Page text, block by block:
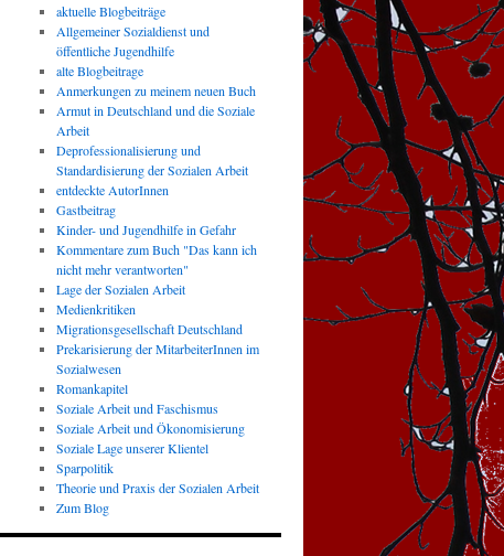
aktuelle Blogbeiträge
Allgemeiner Sozialdienst und
öffentliche Jugendhilfe
alte Blogbeitrage
Anmerkungen zu meinem neuen Buch
Armut in Deutschland und die Soziale
Arbeit
Deprofessionalisierung und
Standardisierung der Sozialen Arbeit
entdeckte AutorInnen
Gastbeitrag
Kinder- und Jugendhilfe in Gefahr
Kommentare zum Buch "Das kann ich
nicht mehr verantworten"
Lage der Sozialen Arbeit
Medienkritiken
Migrationsgesellschaft Deutschland
Prekarisierung der MitarbeiterInnen im
Sozialwesen
Romankapitel
Soziale Arbeit und Faschismus
Soziale Arbeit und Ökonomisierung
Soziale Lage unserer Klientel
Sparpolitik
Theorie und Praxis der Sozialen Arbeit
Zum Blog